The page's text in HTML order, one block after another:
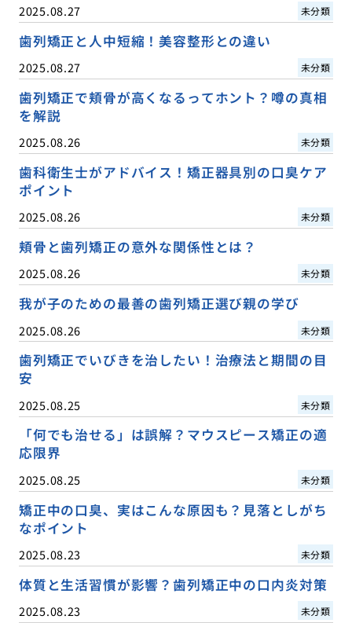
2025.08.27 未分類
歯列矯正と人中短縮！美容整形との違い
2025.08.27 未分類
歯列矯正で頬骨が高くなるってホント？噂の真相
を解説
2025.08.26 未分類
歯科衛生士がアドバイス！矯正器具別の口臭ケア
ポイント
2025.08.26 未分類
頬骨と歯列矯正の意外な関係性とは？
2025.08.26 未分類
我が子のための最善の歯列矯正選び親の学び
2025.08.26 未分類
歯列矯正でいびきを治したい！治療法と期間の目
安
2025.08.25 未分類
「何でも治せる」は誤解？マウスピース矯正の適
応限界
2025.08.25 未分類
矯正中の口臭、実はこんな原因も？見落としがち
なポイント
2025.08.23 未分類
体質と生活習慣が影響？歯列矯正中の口内炎対策
2025.08.23 未分類